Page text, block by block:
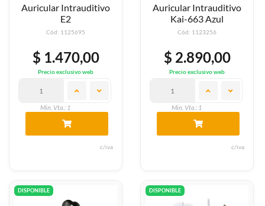
Auricular Intrauditivo
E2
Cód: 1125695
$ 1.470,00
Precio exclusivo web
Min. Vta.: 1
c/iva
Auricular Intrauditivo
Kai-663 Azul
Cód: 1123256
$ 2.890,00
Precio exclusivo web
Min. Vta.: 1
c/iva
DISPONIBLE DISPONIBLE